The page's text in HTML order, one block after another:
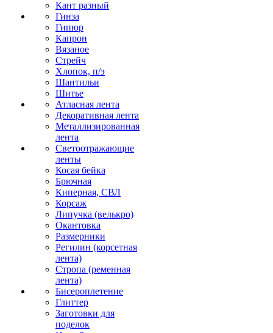
Кант разный
Гинза
Гипюр
Капрон
Вязаное
Стрейч
Хлопок, п/э
Шантильи
Шитье
Атласная лента
Декоративная лента
Металлизированная
лента
Светоотражающие
ленты
Косая бейка
Брючная
Киперная, СВЛ
Корсаж
Липучка (велькро)
Окантовка
Размерники
Регилин (корсетная
лента)
Стропа (ременная
лента)
Бисероплетение
Глиттер
Заготовки для
поделок